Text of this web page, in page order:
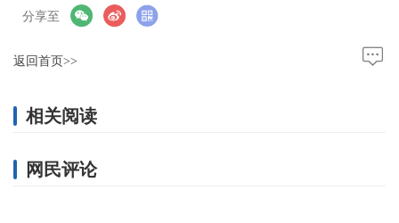
分享至
返回首页>>
相关阅读
网民评论